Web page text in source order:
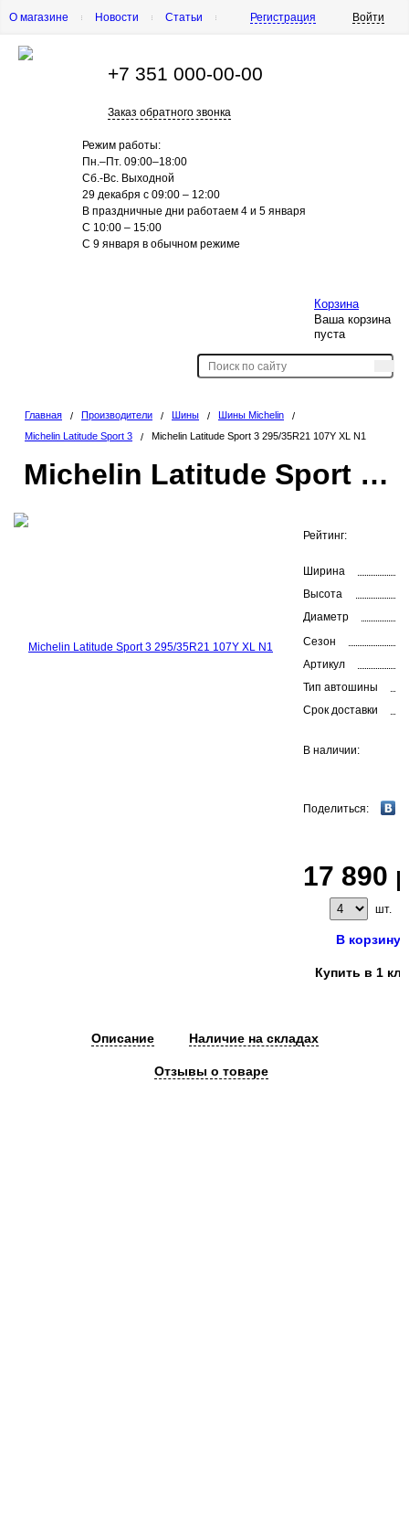
Регистрация Войти
О магазине Новости
Статьи
+7 351 000-00-00
Заказ обратного звонка
Режим работы:
Пн.–Пт. 09:00–18:00
Сб.-Вс. Выходной
29 декабря с 09:00 – 12:00
В праздничные дни работаем 4 и 5 января
С 10:00 – 15:00
С 9 января в обычном режиме
Корзина
Ваша корзина
пуста
Контакты
Главная / Производители / Шины / Шины Michelin
/
Michelin Latitude Sport 3
/ Michelin Latitude Sport 3 295/35R21 107Y XL N1
Michelin Latitude Sport 3 295/35R21 107Y XL N1
Рейтинг:
Ширина
Высота
Диаметр
Сезон
Артикул
Тип автошины
Срок доставки
В наличии:
Поделиться:
17 890
шт.
В корзину
Купить в 1
Описание Наличие на складах
Отзывы о товаре